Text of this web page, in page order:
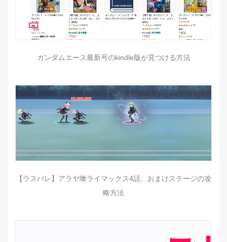
ガンダムエース最新号のkindle版が見つける方法
【ラスバレ】アラヤ喰ライマックス4話、おまけステージの攻
略方法